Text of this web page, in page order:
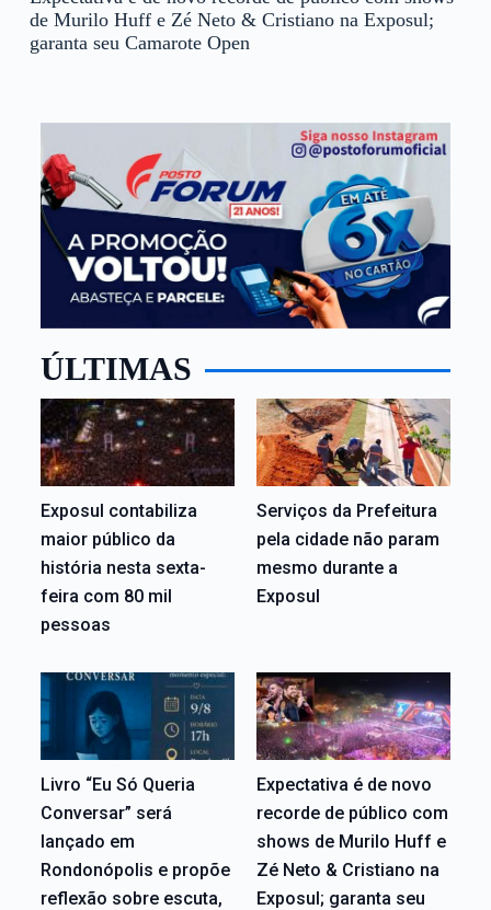
de Murilo Huff e Zé Neto & Cristiano na Exposul;
garanta seu Camarote Open
ÚLTIMAS
Exposul contabiliza
maior público da
história nesta sexta-
feira com 80 mil
pessoas
Serviços da Prefeitura
pela cidade não param
mesmo durante a
Exposul
Livro “Eu Só Queria
Conversar” será
lançado em
Rondonópolis e propõe
reflexão sobre escuta,
Expectativa é de novo
recorde de público com
shows de Murilo Huff e
Zé Neto & Cristiano na
Exposul; garanta seu